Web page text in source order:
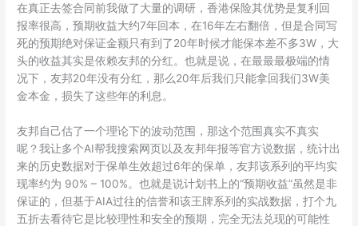
在真正去签合同前我做了大量的调研，香港保险其优势是复利回
报率很高，预期收益大约7年回本，在16年左右翻倍，但是合同写
死的预期绝对保证金额只有到了20年时候才能保本差不多3W，大
头的收益其实是依赖友邦的分红。也就是说，在最最最极端的情
况下，友邦20年没有分红，那么20年后我们只能拿回我们3W美
金本金，损失了这些年的利息。
友邦自己估了一个理论下的波动范围，那这个范围真实不真实
呢？我让多个AI帮我搜索网页以及友邦年报等官方说数据，统计出
来的历史数据对于保单生效超过6年的保单，友邦该系列的平均实
现率约为 90% – 100%。也就是说计划书上的“预期收益”虽然是非
保证的，但基于AIA过往的信誉和该王牌系列的实战数据，打个九
五折去看待它是比较理性和安全的预期，完全无法兑现的可能性